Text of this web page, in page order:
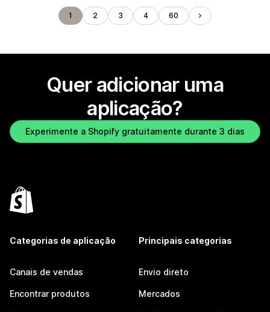
1 2 3 4 60
Quer adicionar uma
aplicação?
Experimente a Shopify gratuitamente durante 3 dias
Categorias de aplicação
Canais de vendas
Encontrar produtos
Principais categorias
Envio direto
Mercados